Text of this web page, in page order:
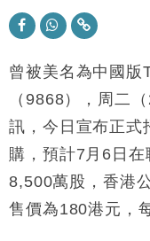
18:31
47仙
及消費表現
16:47
本地｜假冒
15:47
財經｜恒隆
粦接任
曾被美名為中國版
（9868），周二
訊，今日宣布正式
購，預計7月6日
8,500萬股，香港
售價為180港元，